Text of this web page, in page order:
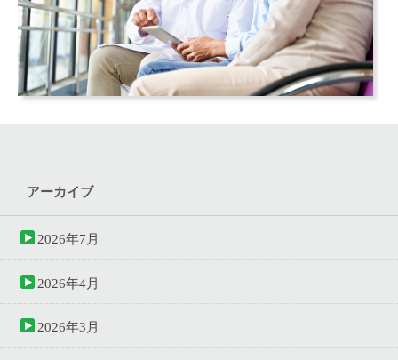
アーカイブ
2026年7月
2026年4月
2026年3月